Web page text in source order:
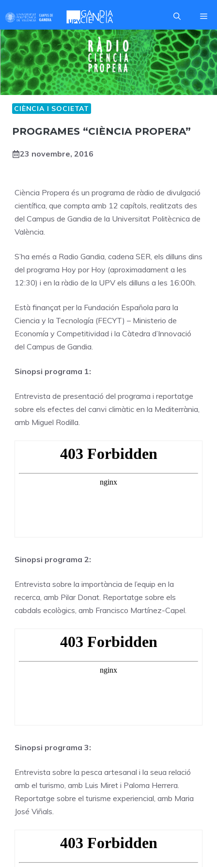
to
content
CIÈNCIA I SOCIETAT
PROGRAMES “CIÈNCIA PROPERA”
23 novembre, 2016
Ciència Propera és un programa de ràdio de divulgació
científica, que compta amb 12 capítols, realitzats des
del Campus de Gandia de la Universitat Politècnica de
València.
S’ha emés a Radio Gandia, cadena SER, els dilluns dins
del programa Hoy por Hoy (aproximadament a les
12:30) i en la ràdio de la UPV els dilluns a les 16:00h.
Està finançat per la Fundación Española para la
Ciencia y la Tecnología (FECYT) – Ministerio de
Economía y Competitividad i la Càtedra d’Innovació
del Campus de Gandia.
Sinopsi programa 1:
Entrevista de presentació del programa i reportatge
sobre els efectes del canvi climàtic en la Mediterrània,
amb Miguel Rodilla.
Sinopsi programa 2:
Entrevista sobre la importància de l’equip en la
recerca, amb Pilar Donat. Reportatge sobre els
cabdals ecològics, amb Francisco Martínez-Capel.
Sinopsi programa 3:
Entrevista sobre la pesca artesanal i la seua relació
amb el turismo, amb Luis Miret i Paloma Herrera.
Reportatge sobre el turisme experiencial, amb Maria
José Viñals.